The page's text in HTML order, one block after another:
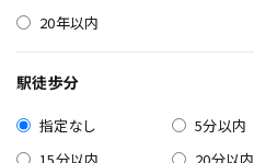
20年以内
駅徒歩分
指定なし 5分以内